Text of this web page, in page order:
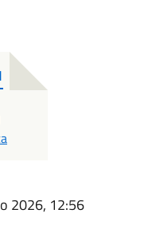
2026, 12:56